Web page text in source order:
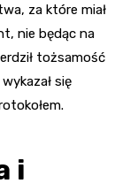
za które miał
nie będąc na
tożsamość
się
i